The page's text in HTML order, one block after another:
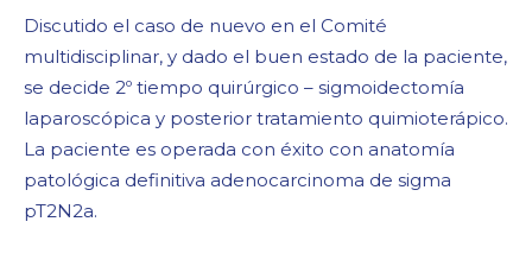
Discutido el caso de nuevo en el Comité
multidisciplinar, y dado el buen estado de la paciente,
se decide 2º tiempo quirúrgico – sigmoidectomía
laparoscópica y posterior tratamiento quimioterápico.
La paciente es operada con éxito con anatomía
patológica definitiva adenocarcinoma de sigma
pT2N2a.